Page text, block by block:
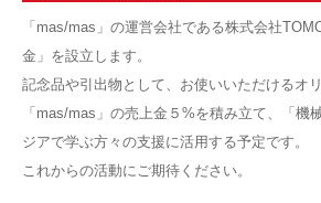
「mas/mas」の運営会社である株式会社
金」を設立します。
記念品や引出物として、お使いいただけるオ
「mas/mas」の売上金５%を積み立て、「機
ジアで学ぶ方々の支援に活用する予定です。
これからの活動にご期待ください。
ブログ
お問い合わせ